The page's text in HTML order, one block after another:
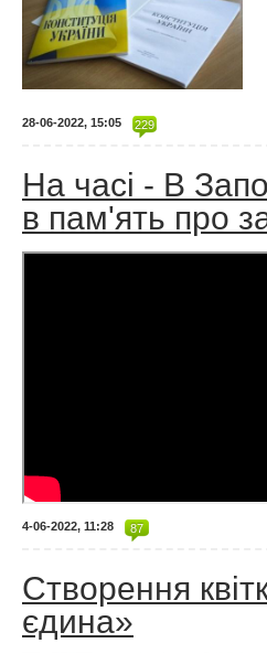
28-06-2022, 15:05 229
На часі - В
в пам'ять про
4-06-2022, 11:28 87
Створення
єдина»